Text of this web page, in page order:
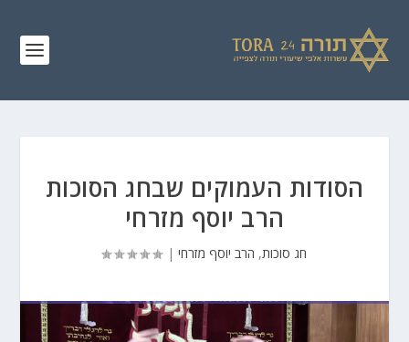
הסודות העמוקים שבחג הסוכות
הרב יוסף מזרחי
חג סוכות, הרב יוסף מזרחי |